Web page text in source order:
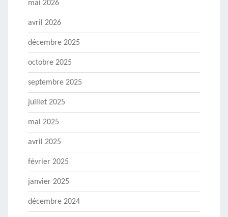
mai 2026
avril 2026
décembre 2025
octobre 2025
septembre 2025
juillet 2025
mai 2025
avril 2025
février 2025
janvier 2025
décembre 2024